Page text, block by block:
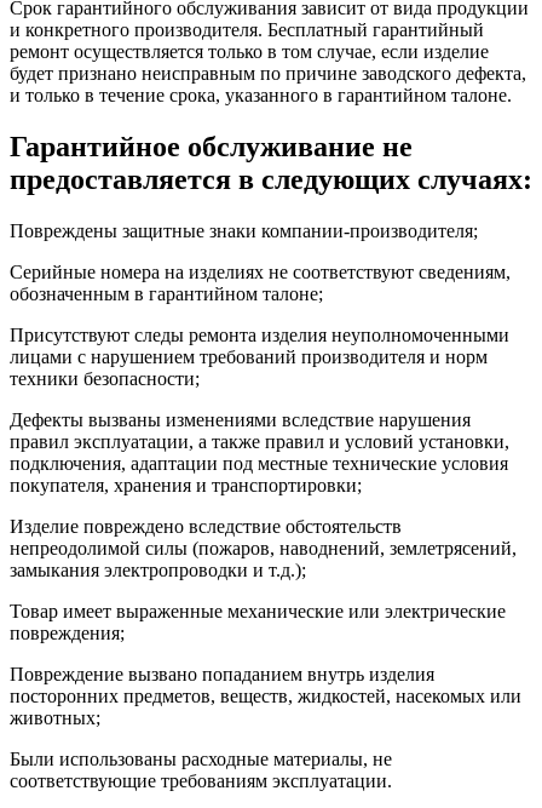
Срок гарантийного обслуживания зависит от вида продукции
и конкретного производителя. Бесплатный гарантийный
ремонт осуществляется только в том случае, если изделие
будет признано неисправным по причине заводского дефекта,
и только в течение срока, указанного в гарантийном талоне.
Гарантийное обслуживание не
предоставляется в следующих случаях:
Повреждены защитные знаки компании-производителя;
Серийные номера на изделиях не соответствуют сведениям,
обозначенным в гарантийном талоне;
Присутствуют следы ремонта изделия неуполномоченными
лицами с нарушением требований производителя и норм
техники безопасности;
Дефекты вызваны изменениями вследствие нарушения
правил эксплуатации, а также правил и условий установки,
подключения, адаптации под местные технические условия
покупателя, хранения и транспортировки;
Изделие повреждено вследствие обстоятельств
непреодолимой силы (пожаров, наводнений, землетрясений,
замыкания электропроводки и т.д.);
Товар имеет выраженные механические или электрические
повреждения;
Повреждение вызвано попаданием внутрь изделия
посторонних предметов, веществ, жидкостей, насекомых или
животных;
Были использованы расходные материалы, не
соответствующие требованиям эксплуатации.